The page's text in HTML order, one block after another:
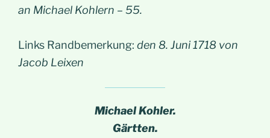
an Michael Kohlern – 55.
Links Randbemerkung: den 8. Juni 1718 von
Jacob Leixen
Michael Kohler.
Gärtten.